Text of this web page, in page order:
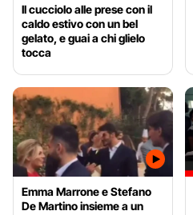
Il cucciolo alle prese con il
caldo estivo con un bel
gelato, e guai a chi glielo
tocca
Emma Marrone e Stefano
De Martino insieme a un